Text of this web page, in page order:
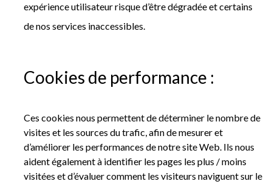
expérience utilisateur risque d’être dégradée et certains
de nos services inaccessibles.
Cookies de performance :
Ces cookies nous permettent de déterminer le nombre de
visites et les sources du trafic, afin de mesurer et
d’améliorer les performances de notre site Web. Ils nous
aident également à identifier les pages les plus / moins
visitées et d’évaluer comment les visiteurs naviguent sur le